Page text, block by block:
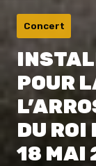
Concert
POUR
DU ROI
18 MAI